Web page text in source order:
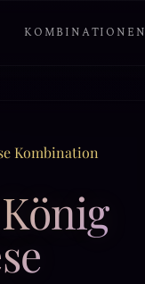
KOMBINATIONEN
Kombination